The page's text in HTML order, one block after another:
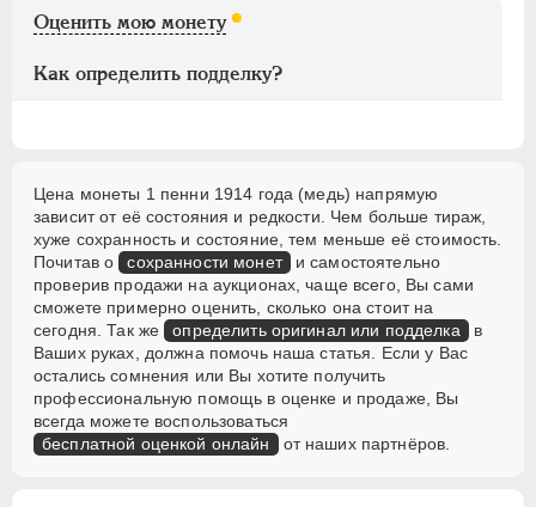
Рейтинг по Казакову
Оценить мою монету
Как определить подделку?
Цена монеты 1 пенни 1914 года (медь) напрямую
зависит от её состояния и редкости. Чем больше тираж,
хуже сохранность и состояние, тем меньше её стоимость.
Почитав о сохранности монет и самостоятельно
проверив продажи на аукционах, чаще всего, Вы сами
сможете примерно оценить, сколько она стоит на
сегодня. Так же определить оригинал или подделка в
Ваших руках, должна помочь наша статья. Если у Вас
остались сомнения или Вы хотите получить
профессиональную помощь в оценке и продаже, Вы
всегда можете воспользоваться
бесплатной оценкой онлайн от наших партнёров.
10 пенни
5 пенни
ИНОСТРАННЫЕ 1768-1918